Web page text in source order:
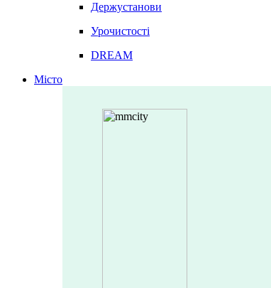
Держустанови
Урочистості
DREAM
Місто